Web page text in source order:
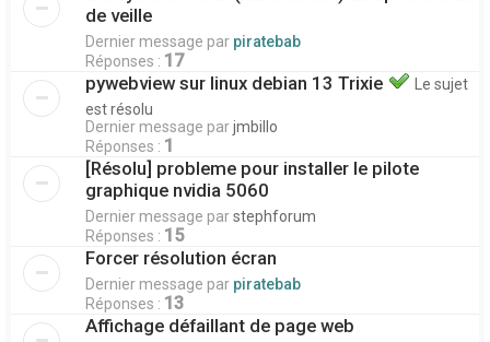
de veille
Dernier message par piratebab
Réponses : 17
pywebview sur linux debian 13 Trixie
Le sujet
est résolu
Dernier message parjmbillo
Réponses : 1
[Résolu] probleme pour installer le pilote
graphique nvidia 5060
Dernier message parstephforum
Réponses : 15
Forcer résolution écran
Dernier message par piratebab
Réponses : 13
Affichage défaillant de page web